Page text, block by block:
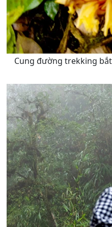
Cung đường trekking